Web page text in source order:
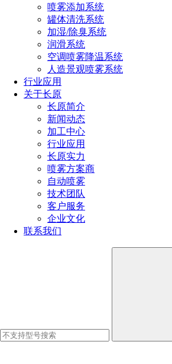
喷雾添加系统
罐体清洗系统
加湿/除臭系统
润滑系统
空调喷雾降温系统
人造景观喷雾系统
行业应用
关于长原
长原简介
新闻动态
加工中心
行业应用
长原实力
喷雾方案商
自动喷雾
技术团队
客户服务
企业文化
联系我们
191-1929-8456
产品推荐
槽罐清洗喷嘴